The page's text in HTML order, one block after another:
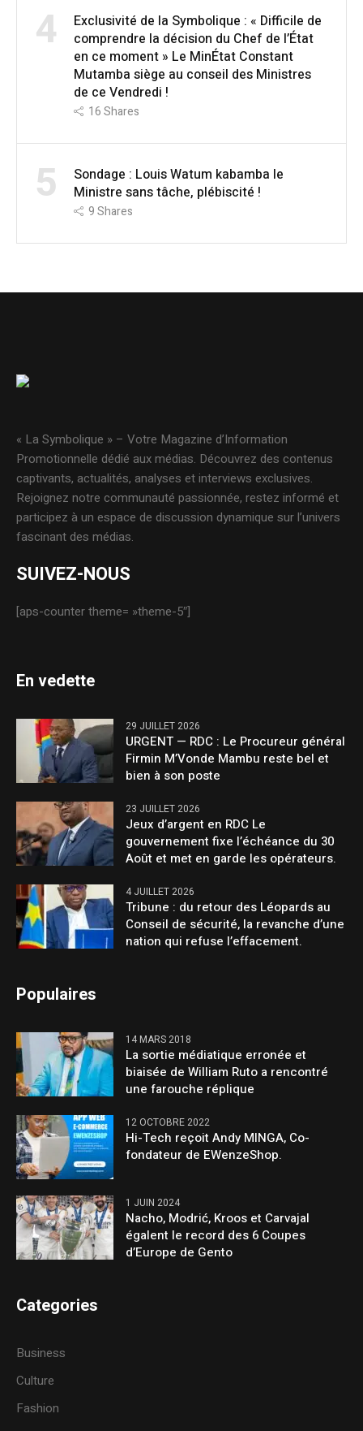
4
Exclusivité de la Symbolique : « Difficile de
comprendre la décision du Chef de l’État
en ce moment » Le MinÉtat Constant
Mutamba siège au conseil des Ministres
de ce Vendredi !
16Shares
5
Sondage : Louis Watum kabamba le
Ministre sans tâche, plébiscité !
9Shares
« La Symbolique » – Votre Magazine d’Information
Promotionnelle dédié aux médias. Découvrez des contenus
captivants, actualités, analyses et interviews exclusives.
Rejoignez notre communauté passionnée, restez informé et
participez à un espace de discussion dynamique sur l’univers
fascinant des médias.
SUIVEZ-NOUS
[aps-counter theme= »theme-5″]
En vedette
29 JUILLET 2026
URGENT — RDC : Le Procureur général
Firmin M’Vonde Mambu reste bel et
bien à son poste
23 JUILLET 2026
Jeux d’argent en RDC Le
gouvernement fixe l’échéance du 30
Août et met en garde les opérateurs.
4 JUILLET 2026
Tribune : du retour des Léopards au
Conseil de sécurité, la revanche d’une
nation qui refuse l’effacement.
Populaires
14 MARS 2018
La sortie médiatique erronée et
biaisée de William Ruto a rencontré
une farouche réplique
12 OCTOBRE 2022
Hi-Tech reçoit Andy MINGA, Co-
fondateur de EWenzeShop.
1 JUIN 2024
Nacho, Modrić, Kroos et Carvajal
égalent le record des 6 Coupes
d’Europe de Gento
Categories
Business
Culture
Fashion